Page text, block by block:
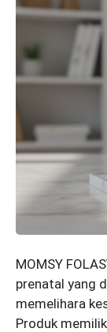
MOMSY
prenatal yang
memelihara
Produk